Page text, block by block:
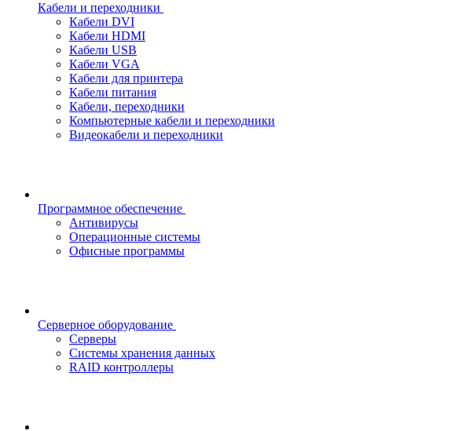
Кабели и переходники
Кабели DVI
Кабели HDMI
Кабели USB
Кабели VGA
Кабели для принтера
Кабели питания
Кабели, переходники
Компьютерные кабели и переходники
Видеокабели и переходники
Программное обеспечение
Антивирусы
Операционные системы
Офисные программы
Серверное оборудование
Серверы
Системы хранения данных
RAID контроллеры